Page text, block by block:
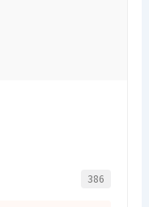
386